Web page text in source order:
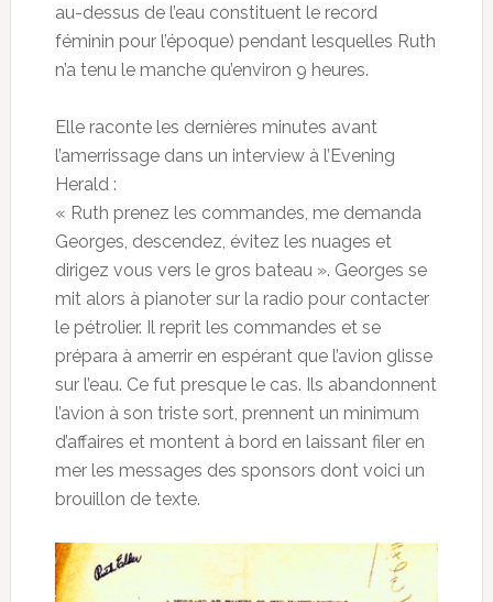
au-dessus de l’eau constituent le record
féminin pour l’époque) pendant lesquelles Ruth
n’a tenu le manche qu’environ 9 heures.
Elle raconte les dernières minutes avant
l’amerrissage dans un interview à l’Evening
Herald :
« Ruth prenez les commandes, me demanda
Georges, descendez, évitez les nuages et
dirigez vous vers le gros bateau ». Georges se
mit alors à pianoter sur la radio pour contacter
le pétrolier. Il reprit les commandes et se
prépara à amerrir en espérant que l’avion glisse
sur l’eau. Ce fut presque le cas. Ils abandonnent
l’avion à son triste sort, prennent un minimum
d’affaires et montent à bord en laissant filer en
mer les messages des sponsors dont voici un
brouillon de texte.